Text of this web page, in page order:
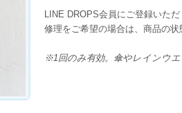
LINE DROPS会員にご登録いただ
修理をご希望の場合は、商品の
※1回のみ有効。傘やレインウエ